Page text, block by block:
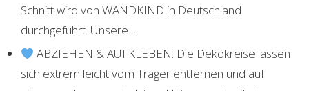
Schnitt wird von WANDKIND in Deutschland
durchgeführt. Unsere…
ABZIEHEN & AUFKLEBEN: Die Dekokreise lassen
sich extrem leicht vom Träger entfernen und auf